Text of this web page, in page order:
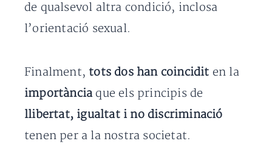
de qualsevol altra condició, inclosa
l’orientació sexual.
Finalment, tots dos han coincidit en la
importància que els principis de
llibertat, igualtat i no discriminació
tenen per a la nostra societat.